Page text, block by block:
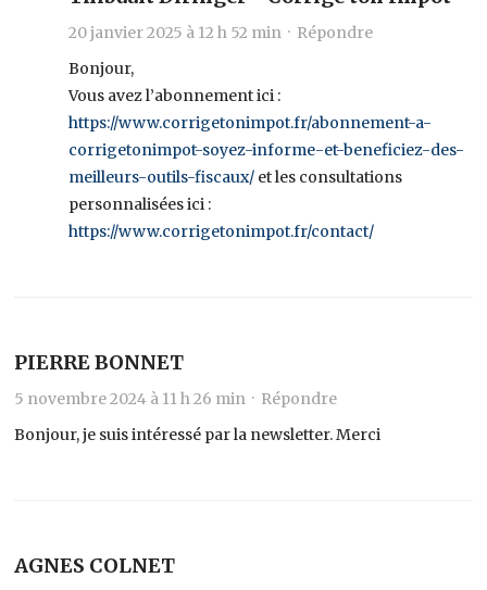
20 janvier 2025 à 12 h 52 min · Répondre
Bonjour,
Vous avez l’abonnement ici :
https://www.corrigetonimpot.fr/abonnement-a-
corrigetonimpot-soyez-informe-et-beneficiez-des-
meilleurs-outils-fiscaux/ et les consultations
personnalisées ici :
https://www.corrigetonimpot.fr/contact/
PIERRE BONNET
5 novembre 2024 à 11 h 26 min · Répondre
Bonjour, je suis intéressé par la newsletter. Merci
AGNES COLNET